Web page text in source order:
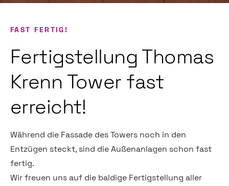
FAST FERTIG!
Fertigstellung Thomas
Krenn Tower fast
erreicht!
Während die Fassade des Towers noch in den
Entzügen steckt, sind die Außenanlagen schon fast
fertig.
Wir freuen uns auf die baldige Fertigstellung aller